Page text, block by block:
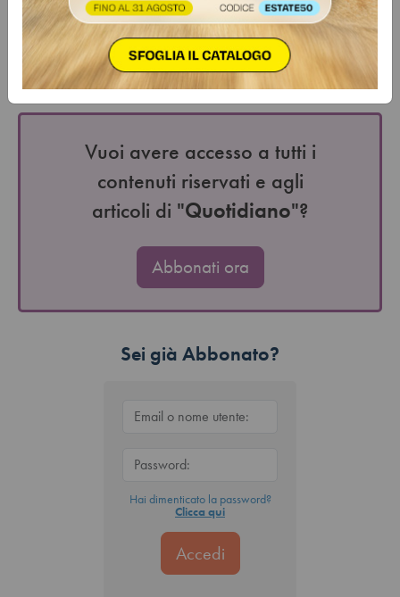
In tema di responsabilità degli organi sociali, rispondono
dell’aggravamento del dissesto sia il liquidatore di diritto
sia il liquidatore di fatto che, in presenza di uno stato di
insolvenza conoscibile, omettano o ritardino colpevolmente
la presentazione dell’istanza di fallimento, protraendo la…
Vuoi avere accesso a tutti i
contenuti riservati e agli
articoli di "Quotidiano"?
Abbonati ora
Sei già Abbonato?
Hai dimenticato la password?
Clicca qui